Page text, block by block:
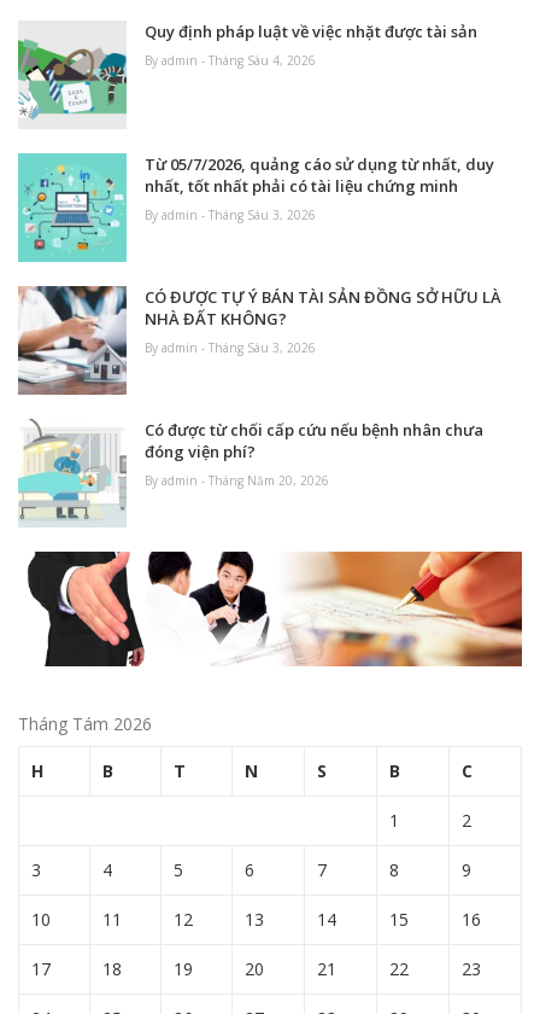
Quy định pháp luật về việc nhặt được tài sản
By admin - Tháng Sáu 4, 2026
Từ 05/7/2026, quảng cáo sử dụng từ nhất, duy
nhất, tốt nhất phải có tài liệu chứng minh
By admin - Tháng Sáu 3, 2026
CÓ ĐƯỢC TỰ Ý BÁN TÀI SẢN ĐỒNG SỞ HỮU LÀ
NHÀ ĐẤT KHÔNG?
By admin - Tháng Sáu 3, 2026
Có được từ chối cấp cứu nếu bệnh nhân chưa
đóng viện phí?
By admin - Tháng Năm 20, 2026
Tháng Tám 2026
H B T N S B C
1 2
3 4 5 6 7 8 9
10 11 12 13 14 15 16
17 18 19 20 21 22 23